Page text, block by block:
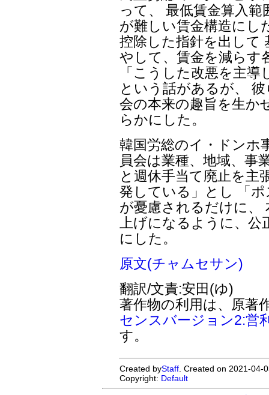
って、 最低賃金算入
が難しい賃金構造にし
控除した指針を出して
やして、賃金を減らす
「こうした改悪を主
という話があるが、
会の本来の趣旨を生か
らかにした。
韓国労総のイ・ドンホ
員会は業種、地域、事
と週休手当て廃止を主
発している」とし 「
が憂慮されるだけに、
上げになるように、
にした。
原文(チャムセサン)
翻訳/文責:安田(ゆ)
著作物の利用は、原著
センスバージョン2:営
す。
Created byStaff . Created on 2021-
Copyright: Default